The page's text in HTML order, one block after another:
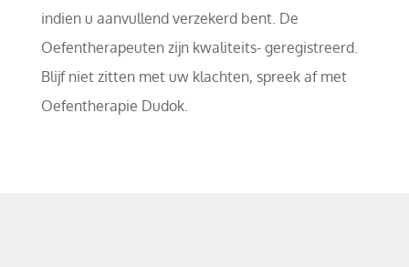
indien u aanvullend verzekerd bent. De
Oefentherapeuten zijn kwaliteits- geregistreerd.
Blijf niet zitten met uw klachten, spreek af met
Oefentherapie Dudok.